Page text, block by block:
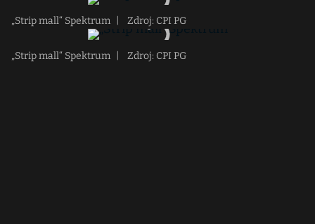
„Strip mall“ Spektrum Zdroj: CPI PG
„Strip mall“ Spektrum Zdroj: CPI PG